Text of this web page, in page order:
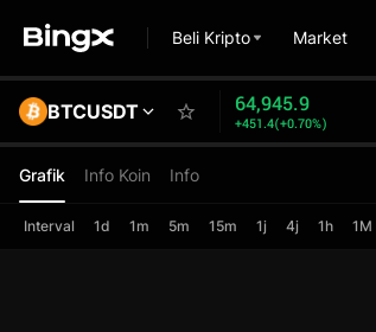
Beli Kripto Market
BTCUSDT 64,945.9
+451.4(+0.70%)
Grafik Info Koin Info
Interval 1d 1m 5m 15m 1j 4j 1h 1M